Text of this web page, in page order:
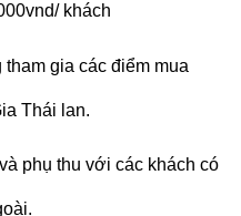
khách
tham gia các điểm mua
Thái lan.
phụ thu với các khách có